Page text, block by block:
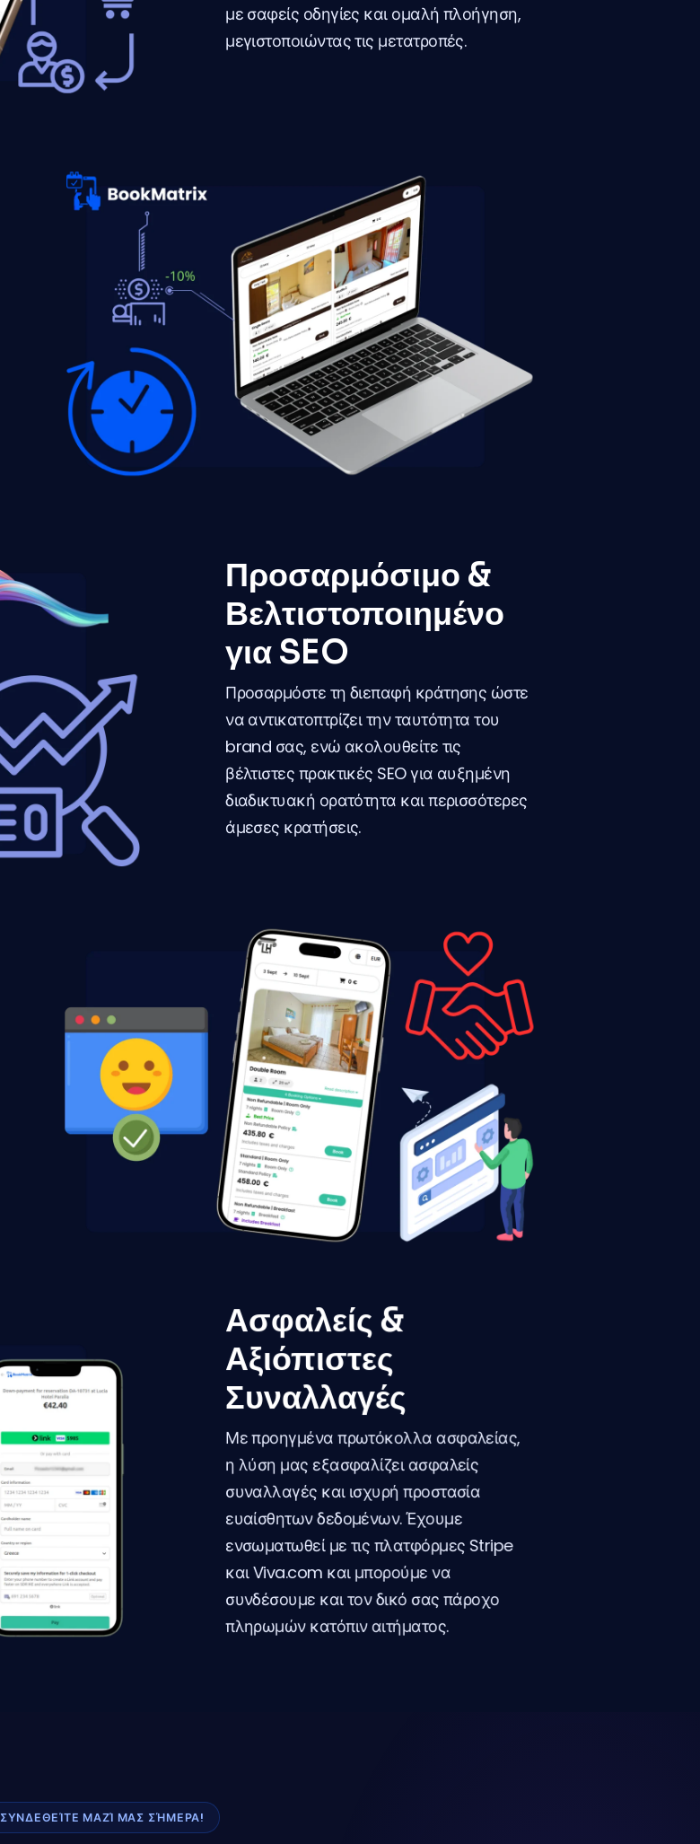
με σαφείς οδηγίες και ομαλή πλοήγηση,
μεγιστοποιώντας τις μετατροπές.
Προσαρμόσιμο &
Βελτιστοποιημένο
για SEO
Προσαρμόστε τη διεπαφή κράτησης ώστε
να αντικατοπτρίζει την ταυτότητα του
brand σας, ενώ ακολουθείτε τις
βέλτιστες πρακτικές SEO για αυξημένη
διαδικτυακή ορατότητα και περισσότερες
άμεσες κρατήσεις.
Ασφαλείς &
Αξιόπιστες
Συναλλαγές
Με προηγμένα πρωτόκολλα ασφαλείας,
η λύση μας εξασφαλίζει ασφαλείς
συναλλαγές και ισχυρή προστασία
ευαίσθητων δεδομένων. Έχουμε
ενσωματωθεί με τις πλατφόρμες Stripe
και Viva.com και μπορούμε να
συνδέσουμε και τον δικό σας πάροχο
πληρωμών κατόπιν αιτήματος.
ΣΥΝΔΕΘΕΊΤΕ ΜΑΖΊ ΜΑΣ ΣΉΜΕΡΑ!